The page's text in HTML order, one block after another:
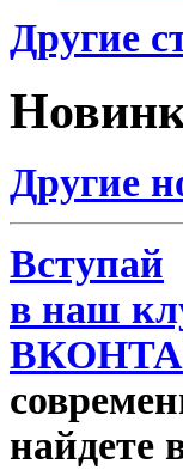
Другие
Другие
Вступай
в наш
найдете